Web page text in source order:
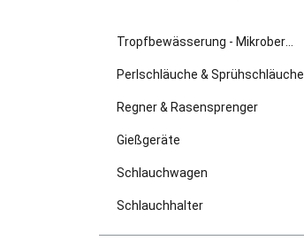
Perlschläuche & Sprühschläuche
Regner & Rasensprenger
Gießgeräte
Schlauchwagen
Schlauchhalter